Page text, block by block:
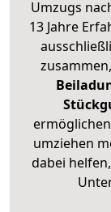
Umzugs
13 Jahre
umziehen
dabei